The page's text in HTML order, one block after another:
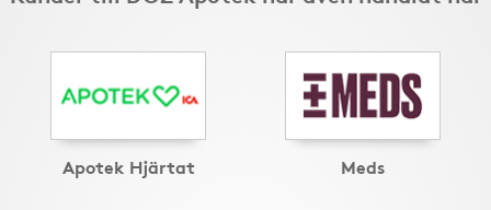
Apotek Hjärtat Meds